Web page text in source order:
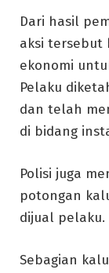
Dari hasil
aksi tersebut
ekonomi
Pelaku
dan telah
di bidang
Polisi juga
potongan
dijual pelaku.
Sebagian